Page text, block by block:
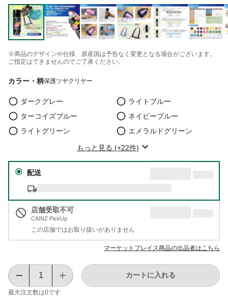
※商品のデザインや仕様、原産国は予告なく変更となる場合がございます。
ご指定はできませんのでご了承ください。
カラー・柄保護ツヤクリヤー
ダークグレー
ライトブルー
ターコイズブルー
ネイビーブルー
ライトグリーン
エメラルドグリーン
もっと見る (+22件)
配送
店舗受取不可
CAINZ PickUp
この店舗ではお取り扱いがありません
マーケットプレイス商品の出品者はこちら
最大注文数は0です
カートに入れる